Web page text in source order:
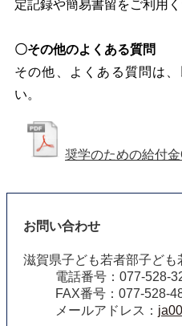
定記録や簡易書留をご利用く
〇その他のよくある質問
その他、よくある質問は
い。
奨学のための給付
お問い合わせ
滋賀県子ども若者部子ども
電話番号：077-528-
FAX番号：077-528-
メールアドレス：